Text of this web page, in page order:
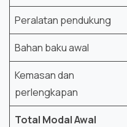
Peralatan pendukung
Bahan baku awal
Kemasan dan
perlengkapan
Total Modal Awal